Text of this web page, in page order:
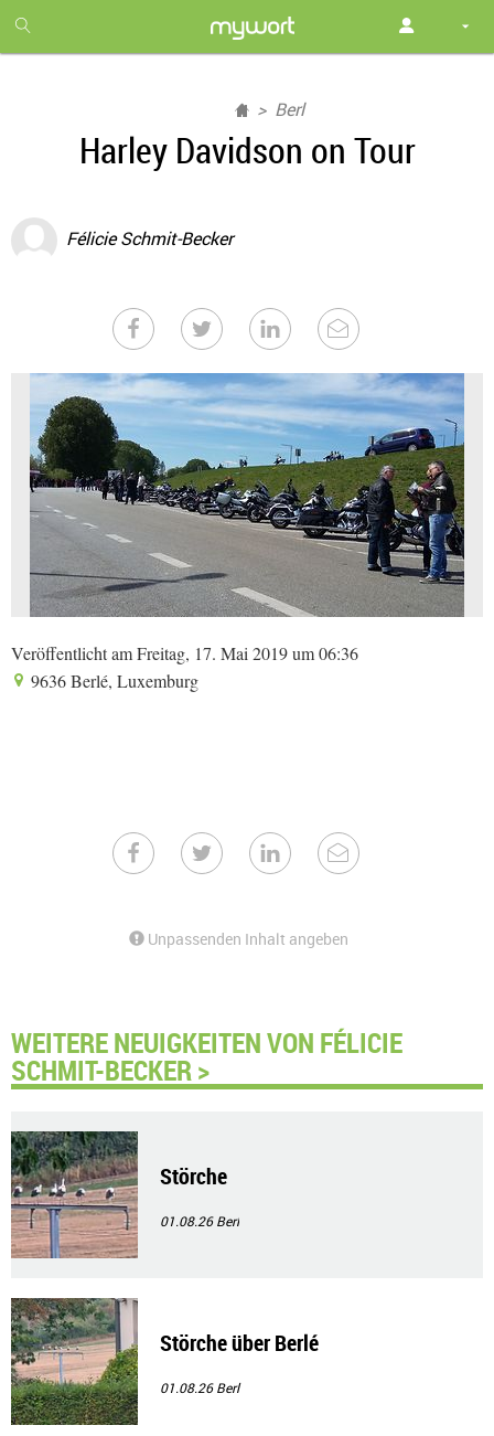
month
free
Berl
Harley Davidson on Tour
Félicie Schmit-Becker
Veröffentlicht am Freitag, 17. Mai 2019 um 06:36
9636 Berlé, Luxemburg
Unpassenden Inhalt angeben
WEITERE NEUIGKEITEN VON FÉLICIE
SCHMIT-BECKER >
Störche
01.08.26Berl
Störche über Berlé
01.08.26Berl